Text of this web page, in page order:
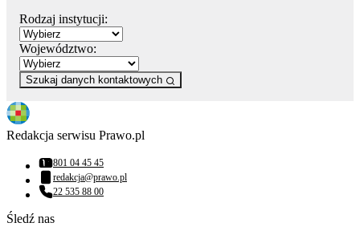
Rodzaj instytucji:
Województwo:
Szukaj danych kontaktowych
Redakcja serwisu Prawo.pl
Numer telefonu:
801 04 45 45
Adres email:
redakcja@prawo.pl
Numer telefonu:
22 535 88 00
Śledź nas